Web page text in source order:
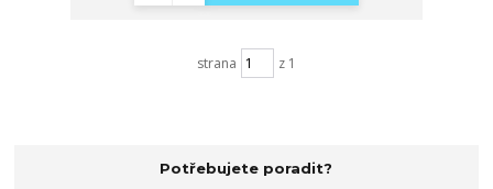
strana z 1
Potřebujete poradit?